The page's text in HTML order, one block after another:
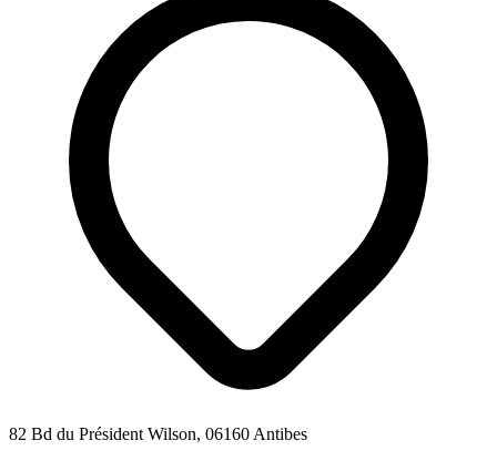
82 Bd du Président Wilson, 06160 Antibes